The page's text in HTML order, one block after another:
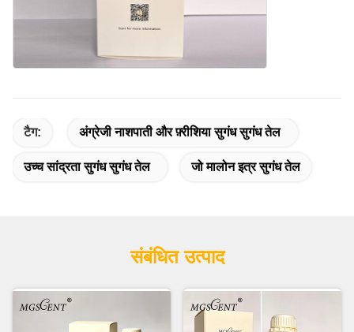
टैग: अंग्रेजी नाशपाती और फ़्रीशिया सुगंध सुगंध तेल
उच्च सांद्रता सुगंध सुगंध तेल जो मालोन इत्र सुगंध तेल
संबंधित उत्पाद